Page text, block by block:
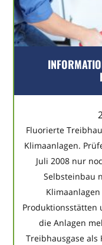
Fluorierte
Klimaanlagen.
Juli 2008 nur
Selbsteinbau
Produktionsstätten
die Anlagen
Treibhausgase